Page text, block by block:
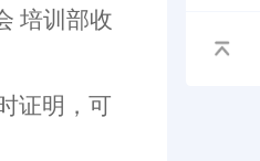
培训部收
证明，可